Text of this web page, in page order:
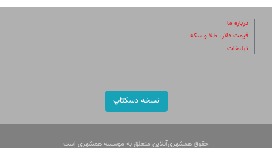
درباره ما
قیمت دلار، طلا و سکه
تبلیغات
نسخه دسکتاپ
حقوق همشهری‌آنلاین متعلق به موسسه همشهری است